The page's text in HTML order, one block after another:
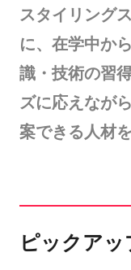
スタイリング
に、在学中か
識・技術の習
ズに応えなが
案できる人材
ピックアッ